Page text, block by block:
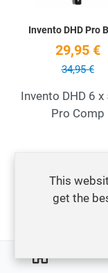
Invento DHD Pro
29,95 €
34,95 €
Invento DHD 6 x
Pro Comp
Ocean+Earth Leash
This
get the